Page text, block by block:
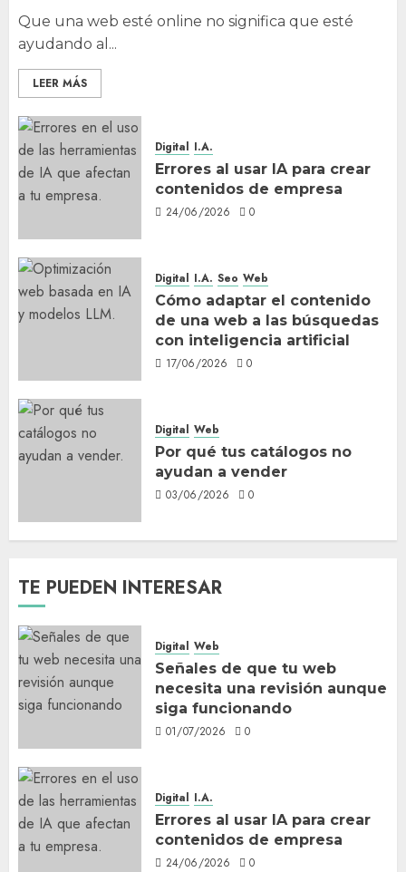
Que una web esté online no significa que esté
ayudando al...
LEER MÁS
Digital I.A.
Errores al usar IA para crear
contenidos de empresa
24/06/2026 0
Digital I.A. Seo Web
Cómo adaptar el contenido
de una web a las búsquedas
con inteligencia artificial
17/06/2026 0
Digital Web
Por qué tus catálogos no
ayudan a vender
03/06/2026 0
TE PUEDEN INTERESAR
Digital Web
Señales de que tu web
necesita una revisión aunque
siga funcionando
01/07/2026 0
Digital I.A.
Errores al usar IA para crear
contenidos de empresa
24/06/2026 0